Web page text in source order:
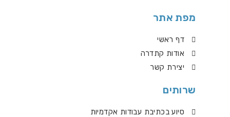
מפת אתר
דף ראשי
אודות קתדרה
יצירת קשר
שרותים
סיוע בכתיבת עבודות אקדמיות